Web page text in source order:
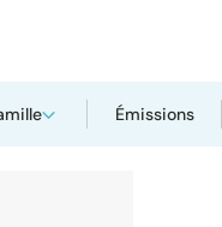
Émissions